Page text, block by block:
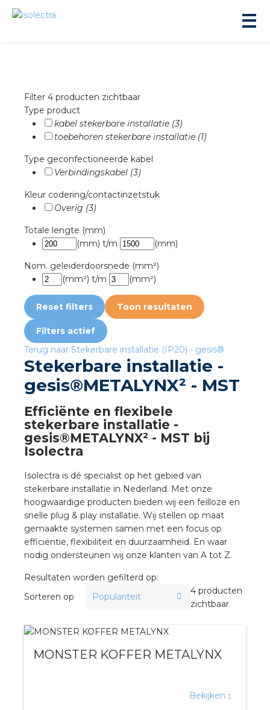
Filter 4 producten zichtbaar
Type product
kabel stekerbare installatie (3)
toebehoren stekerbare installatie (1)
Type geconfectioneerde kabel
Verbindingskabel (3)
Kleur codering/contactinzetstuk
Overig (3)
Totale lengte (mm)
(mm) t/m (mm)
Nom. geleiderdoorsnede (mm²)
(mm²) t/m (mm²)
Reset filters Toon resultaten
Filters actief
Terug naar Stekerbare installatie (IP20) - gesis®
Stekerbare installatie -
gesis®METALYNX² - MST
Efficiënte en flexibele
stekerbare installatie -
gesis®METALYNX² - MST bij
Isolectra
Isolectra is dé specialist op het gebied van
stekerbare installatie in Nederland. Met onze
hoogwaardige producten bieden wij een feilloze en
snelle plug & play installatie. Wij stellen op maat
gemaakte systemen samen met een focus op
efficiëntie, flexibiliteit en duurzaamheid. En waar
nodig ondersteunen wij onze klanten van A tot Z.
Resultaten worden gefilterd op:
Sorteren op
4 producten
zichtbaar
MONSTER KOFFER METALYNX
Bekijken
installeren
installeren
installeren
installeren in beton
installeren in de tuinbouw
stekerbare vlakkabel
RST®